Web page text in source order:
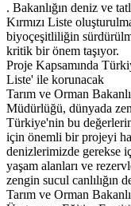
. Bakanlığın deniz ve
Kırmızı Liste
biyoçeşitliliğin
kritik bir önem taşıyor.
Proje Kapsamında
Liste' ile korunacak
Tarım ve Orman
Müdürlüğü, dünyada
Türkiye'nin bu
için önemli bir projeyi
denizlerimizde gerekse
yaşam alanları ve
zengin sucul canlılığın
Tarım ve Orman